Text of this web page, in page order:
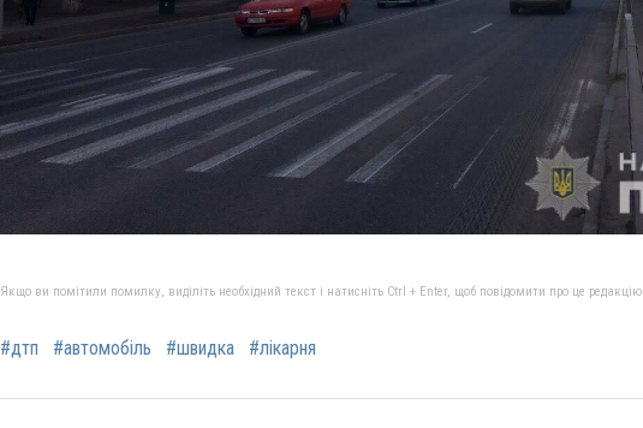
Якщо ви помітили помилку, виділіть необхідний текст і натисніть Ctrl + Enter, щоб повідомити про це редакцію
#дтп #автомобіль #швидка #лікарня